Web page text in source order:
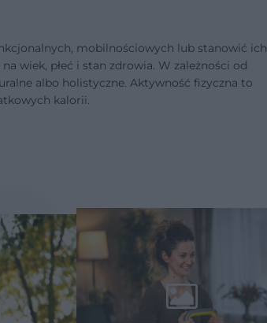
mobilnościowych lub stanowić ich
wiek, płeć i stan zdrowia. W zależności od
albo holistyczne. Aktywność fizyczna to
kalorii.